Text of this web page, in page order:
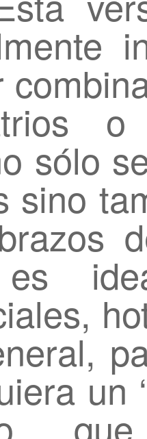
o
sólo
sino
un